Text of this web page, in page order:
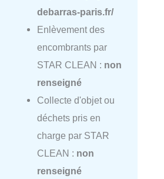
debarras-paris.fr/
Enlèvement des
encombrants par
STAR CLEAN : non
renseigné
Collecte d'objet ou
déchets pris en
charge par STAR
CLEAN : non
renseigné